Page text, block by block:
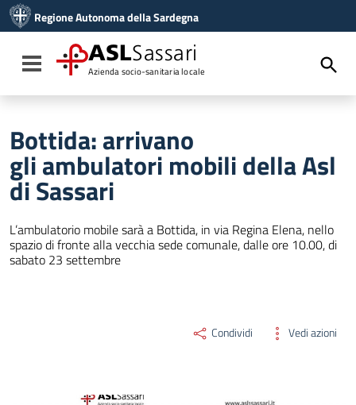
Vai al menu di navigazione
Vai al footer
Regione Autonoma della Sardegna
Toggle navigation
ASLSassari
Azienda socio-sanitaria locale
Bottida: arrivano
gli ambulatori mobili della Asl
di Sassari
L’ambulatorio mobile sarà a Bottida, in via Regina Elena, nello
spazio di fronte alla vecchia sede comunale, dalle ore 10.00, di
sabato 23 settembre
Condividi Vedi azioni